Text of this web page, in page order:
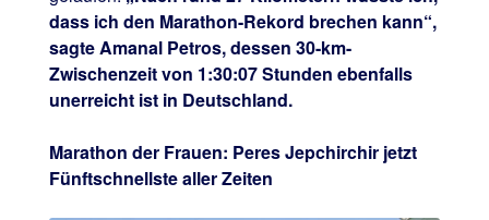
dass ich den Marathon-Rekord brechen kann“,
sagte Amanal Petros, dessen 30-km-
Zwischenzeit von 1:30:07 Stunden ebenfalls
unerreicht ist in Deutschland.
Marathon der Frauen: Peres Jepchirchir jetzt
Fünftschnellste aller Zeiten